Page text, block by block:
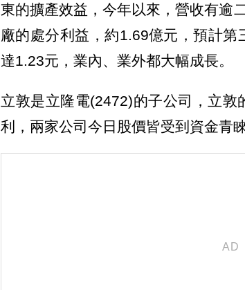
東的擴產效益，今年以來，營收有逾
廠的處分利益，約1.69億元，預計
達1.23元，業內、業外都大幅成長。
立敦是立隆電(2472)的子公司，立
利，兩家公司今日股價皆受到資金青